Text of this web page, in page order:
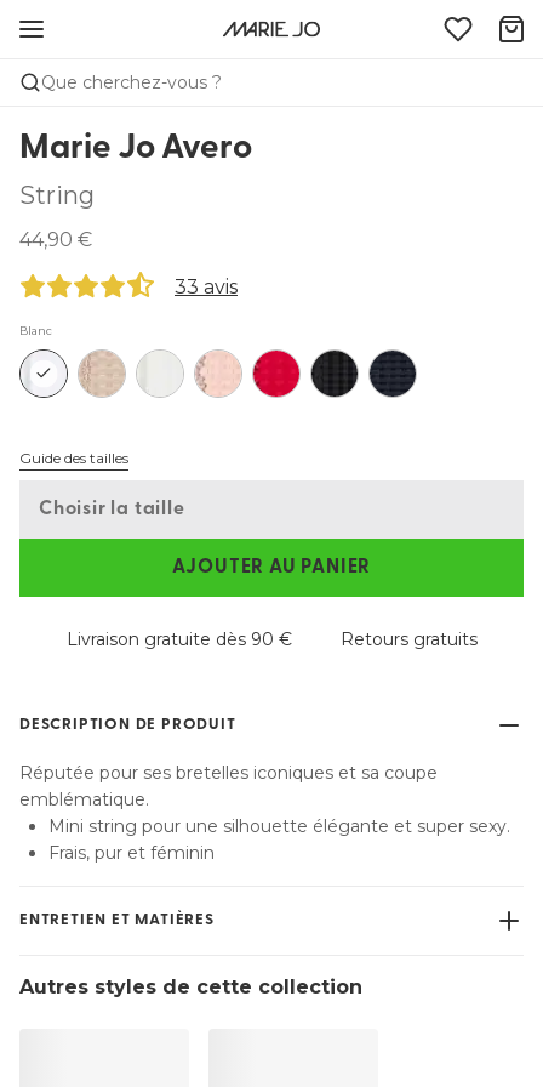
Que cherchez-vous ?
Marie Jo Avero
String
44,90 €
33 avis
Blanc
Guide des tailles
Choisir la taille
AJOUTER AU PANIER
Livraison gratuite dès 90 € Retours gratuits
DESCRIPTION DE PRODUIT
Réputée pour ses bretelles iconiques et sa coupe
emblématique.
Mini string pour une silhouette élégante et super sexy.
Frais, pur et féminin
ENTRETIEN ET MATIÈRES
Lavage professionnel exclu
Autres styles de cette collection